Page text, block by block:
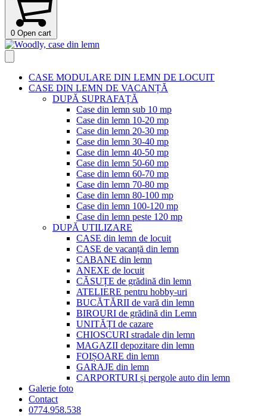
0 Open cart
CASE MODULARE DIN LEMN DE LOCUIT
CASE DIN LEMN DE VACANȚĂ
DUPĂ SUPRAFAȚĂ
Case din lemn sub 10 mp
Case din lemn 10-20 mp
Case din lemn 20-30 mp
Case din lemn 30-40 mp
Case din lemn 40-50 mp
Case din lemn 50-60 mp
Case din lemn 60-70 mp
Case din lemn 70-80 mp
Case din lemn 80-100 mp
Case din lemn 100-120 mp
Case din lemn peste 120 mp
DUPĂ UTILIZARE
CASE din lemn de locuit
CASE de vacanță din lemn
CABANE din lemn
ANEXE de locuit
CĂSUȚE de grădină din lemn
ATELIERE pentru hobby-uri
BUCĂTĂRII de vară din lemn
BIROURI de grădină din Lemn
UNITĂȚI de cazare
CHIOSCURI stradale din lemn
MAGAZII depozitare din lemn
FOIȘOARE din lemn
GARAJE din lemn
CARPORTURI și pergole auto din lemn
Galerie foto
Contact
0774.958.538